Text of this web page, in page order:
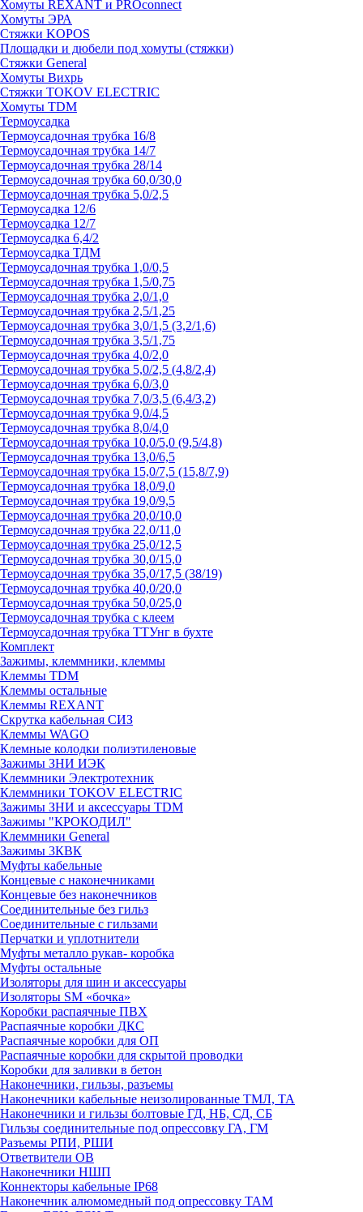
Хомуты REXANT и PROconnect
Хомуты ЭРА
Стяжки KOPOS
Площадки и дюбели под хомуты (стяжки)
Стяжки General
Хомуты Вихрь
Стяжки TOKOV ELECTRIC
Хомуты TDM
Термоусадка
Термоусадочная трубка 16/8
Термоусадочная трубка 14/7
Термоусадочная трубка 28/14
Термоусадочная трубка 60,0/30,0
Термоусадочная трубка 5,0/2,5
Термоусадка 12/6
Термоусадка 12/7
Термоусадка 6,4/2
Термоусадка ТДМ
Термоусадочная трубка 1,0/0,5
Термоусадочная трубка 1,5/0,75
Термоусадочная трубка 2,0/1,0
Термоусадочная трубка 2,5/1,25
Термоусадочная трубка 3,0/1,5 (3,2/1,6)
Термоусадочная трубка 3,5/1,75
Термоусадочная трубка 4,0/2,0
Термоусадочная трубка 5,0/2,5 (4,8/2,4)
Термоусадочная трубка 6,0/3,0
Термоусадочная трубка 7,0/3,5 (6,4/3,2)
Термоусадочная трубка 9,0/4,5
Термоусадочная трубка 8,0/4,0
Термоусадочная трубка 10,0/5,0 (9,5/4,8)
Термоусадочная трубка 13,0/6,5
Термоусадочная трубка 15,0/7,5 (15,8/7,9)
Термоусадочная трубка 18,0/9,0
Термоусадочная трубка 19,0/9,5
Термоусадочная трубка 20,0/10,0
Термоусадочная трубка 22,0/11,0
Термоусадочная трубка 25,0/12,5
Термоусадочная трубка 30,0/15,0
Термоусадочная трубка 35,0/17,5 (38/19)
Термоусадочная трубка 40,0/20,0
Термоусадочная трубка 50,0/25,0
Термоусадочная трубка с клеем
Термоусадочная трубка ТТУнг в бухте
Комплект
Зажимы, клеммники, клеммы
Клеммы TDM
Клеммы остальные
Клеммы REXANT
Скрутка кабельная СИЗ
Клеммы WAGO
Клемные колодки полиэтиленовые
Зажимы ЗНИ ИЭК
Клеммники Электротехник
Клеммники TOKOV ELECTRIC
Зажимы ЗНИ и аксессуары TDM
Зажимы "КРОКОДИЛ"
Клеммники General
Зажимы 3КВК
Муфты кабельные
Концевые с наконечниками
Концевые без наконечников
Соединительные без гильз
Соединительные с гильзами
Перчатки и уплотнители
Муфты металло рукав- коробка
Муфты остальные
Изоляторы для шин и аксессуары
Изоляторы SM «бочка»
Коробки распаячные ПВХ
Распаячные коробки ДКС
Распаячные коробки для ОП
Распаячные коробки для скрытой проводки
Коробки для заливки в бетон
Наконечники, гильзы, разъемы
Наконечники кабельные неизолированные ТМЛ, ТА
Наконечники и гильзы болтовые ГД, НБ, СД, СБ
Гильзы соединительные под опрессовку ГА, ГМ
Разъемы РПИ, РШИ
Ответвители ОВ
Наконечники НШП
Коннекторы кабельные IP68
Наконечник алюмомедный под опрессовку ТАМ